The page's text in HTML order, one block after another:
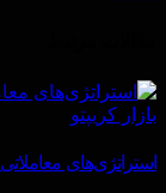
استراتژی‌های